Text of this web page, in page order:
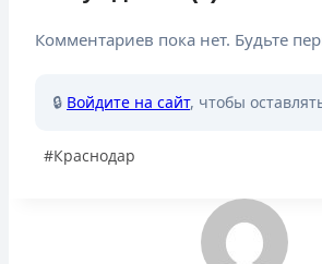
Комментариев пока нет. Будьте
🔒 Войдите на сайт, чтобы
Метки
#Краснодар